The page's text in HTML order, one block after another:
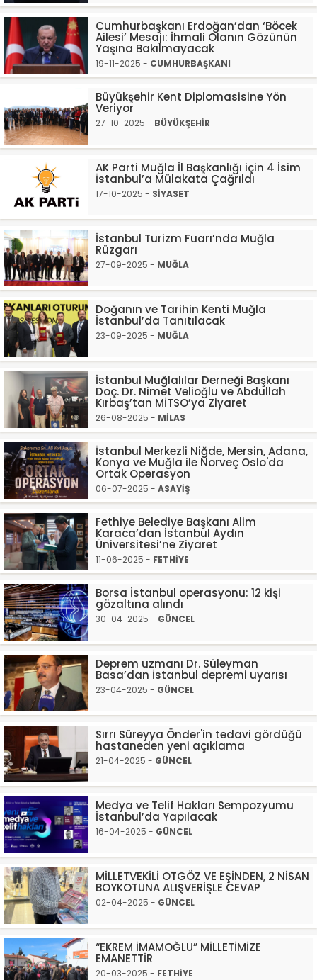
Cumhurbaşkanı Erdoğan’dan ‘Böcek
Ailesi’ Mesajı: İhmali Olanın Gözünün
Yaşına Bakılmayacak
19-11-2025 - CUMHURBAŞKANI
Büyükşehir Kent Diplomasisine Yön
Veriyor
27-10-2025 - BÜYÜKŞEHİR
AK Parti Muğla İl Başkanlığı için 4 İsim
İstanbul’a Mülakata Çağrıldı
17-10-2025 - SİYASET
İstanbul Turizm Fuarı’nda Muğla
Rüzgarı
27-09-2025 - MUĞLA
Doğanın ve Tarihin Kenti Muğla
İstanbul’da Tanıtılacak
23-09-2025 - MUĞLA
İstanbul Muğlalılar Derneği Başkanı
Doç. Dr. Nimet Velioğlu ve Abdullah
Kırbaş’tan MİTSO’ya Ziyaret
26-08-2025 - MİLAS
İstanbul Merkezli Niğde, Mersin, Adana,
Konya ve Muğla ile Norveç Oslo'da
Ortak Operasyon
06-07-2025 - ASAYİŞ
Fethiye Belediye Başkanı Alim
Karaca’dan İstanbul Aydın
Üniversitesi’ne Ziyaret
11-06-2025 - FETHİYE
Borsa İstanbul operasyonu: 12 kişi
gözaltına alındı
30-04-2025 - GÜNCEL
Deprem uzmanı Dr. Süleyman
Basa’dan İstanbul depremi uyarısı
23-04-2025 - GÜNCEL
Sırrı Süreyya Önder'in tedavi gördüğü
hastaneden yeni açıklama
21-04-2025 - GÜNCEL
Medya ve Telif Hakları Sempozyumu
İstanbul’da Yapılacak
16-04-2025 - GÜNCEL
MİLLETVEKİLİ OTGÖZ VE EŞİNDEN, 2 NİSAN
BOYKOTUNA ALIŞVERİŞLE CEVAP
02-04-2025 - GÜNCEL
“EKREM İMAMOĞLU” MİLLETİMİZE
EMANETTİR
20-03-2025 - FETHİYE